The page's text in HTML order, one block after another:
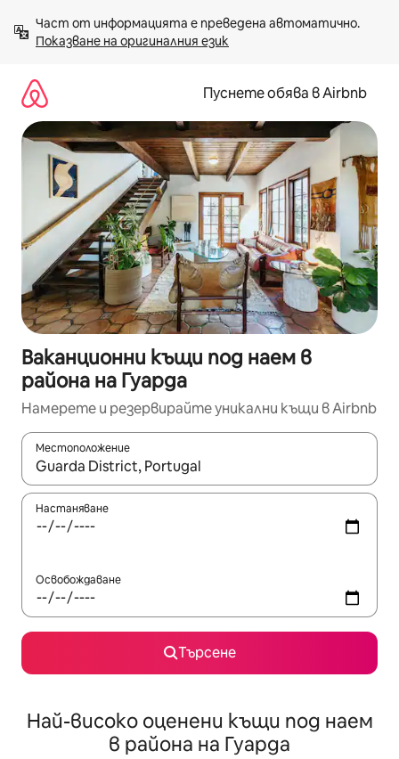
към
съдържанието
Показване на оригиналния език
Пуснете обява в Airbnb
Ваканционни къщи под наем в
района на Гуарда
Намерете и резервирайте уникални къщи в Airbnb
Местоположение
Когато резултатите се покажат, използвайте
Настаняване
Освобождаване
Търсене
Най-високо оценени къщи под наем
в района на Гуарда